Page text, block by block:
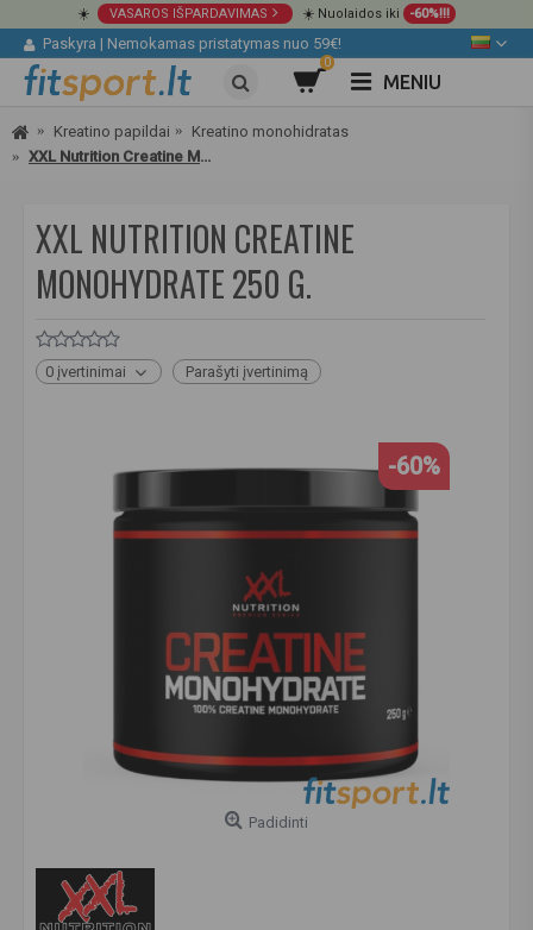
☀️ VASAROS IŠPARDAVIMAS ☀️ Nuolaidos iki -60%!!!
Paskyra | Nemokamas pristatymas nuo 59€!
0
MENIU
Kreatino papildai
Kreatino monohidratas
XXL Nutrition Creatine Monohydrate 250 g.
XXL NUTRITION CREATINE
MONOHYDRATE 250 G.
0 įvertinimai Parašyti įvertinimą
-60%
Padidinti